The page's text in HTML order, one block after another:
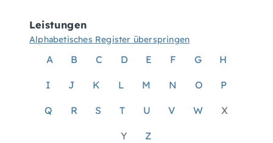
Leistungen
Alphabetisches Register überspringen
A B C D E F G H
I J K L M N O P
Q R S T U V W X
Y Z